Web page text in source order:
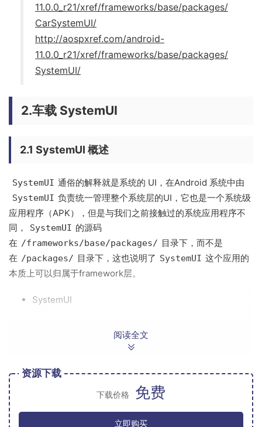
11.0.0_r21/xref/frameworks/base/packages/
CarSystemUI/
http://aospxref.com/android-
11.0.0_r21/xref/frameworks/base/packages/
SystemUI/
2.车载 SystemUI
2.1 SystemUI 概述
SystemUI 通俗的解释就是系统的 UI，在Android 系统中由
SystemUI 负责统一管理整个系统层的UI，它也是一个系统级
应用程序（APK），但是与我们之前接触过的系统应用程序不
同，
SystemUI 的源码
在 /frameworks/base/packages/ 目录下，而不是
在 /packages/ 目录下，这也说明了 SystemUI 这个应用的
本质上可以归属于framework层。
SystemUI
的程序，常见的如：状态栏、消息中心、近期任务、截屏以及
阅读全文
资源下载
下载价格 免费
立即购买